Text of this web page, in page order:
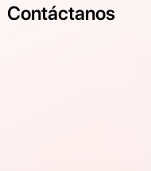
Contáctanos